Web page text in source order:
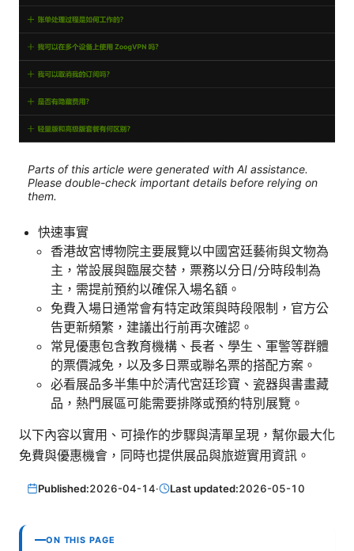
Parts of this article were generated with AI assistance.
Please double-check important details before relying on
them.
快速事實
香港故宮博物院主要展覽以中國宮廷藝術與文物為
主，常設展與臨展交替，票務以分日/分時段制為
主，需提前預約以確保入場名額。
免費入場日通常會有特定政策與時段限制，官方公
告更新頻繁，建議出行前再次確認。
常見優惠包含教育機構、長者、學生、軍警等群體
的票價減免，以及多日票或聯名票的搭配方案。
必看展品多半集中於清代宮廷珍寶、瓷器與書畫藏
品，熱門展區可能需要排隊或預約特別展覽。
以下內容以實用、可操作的步驟與清單呈現，幫你最大化
免費與優惠機會，同時也提供展品與旅遊實用資訊。
Published:2026-04-14· Last updated:2026-05-10
ON THIS PAGE